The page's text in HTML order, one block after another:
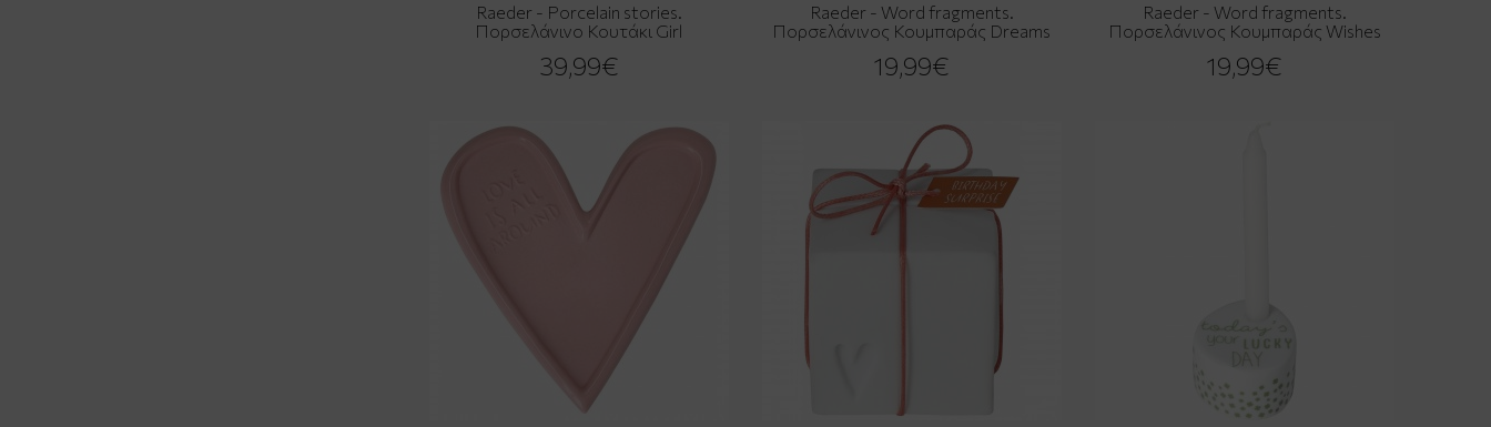
Raeder - Porcelain stories.
Πορσελάνινο Κουτάκι Girl
39,99€
Raeder - Word fragments.
Πορσελάνινος Κουμπαράς Dreams
19,99€
Raeder - Word fragments.
Πορσελάνινος Κουμπαράς Wishes
19,99€